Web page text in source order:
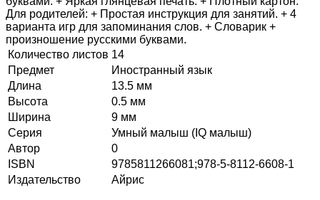
Для родителей: + Простая инструкция для занятий. + 4
варианта игр для запоминания слов. + Словарик +
произношение русскими буквами.
Количество листов 14
Предмет
Иностранный язык
Длина
13.5 мм
Высота
0.5 мм
Ширина
9 мм
Серия
Умный малыш (IQ малыш)
Автор
0
ISBN
9785811266081;978-5-8112-6608-1
Издательство
Айрис